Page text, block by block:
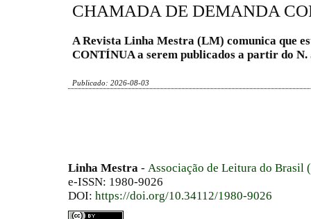
CHAMADA DE DEMANDA
A Revista Linha Mestra (LM) comunica que
CONTÍNUA a serem publicados a partir do N.
Publicado: 2026-08-03
Linha Mestra - Associação de Leitura do Brasil
e-ISSN: 1980-9026
DOI: https://doi.org/10.34112/1980-9026